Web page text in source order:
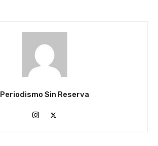
Periodismo Sin Reserva